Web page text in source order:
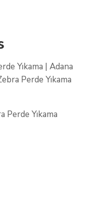
Yıkama | Adana
Perde Yıkama
Perde Yıkama